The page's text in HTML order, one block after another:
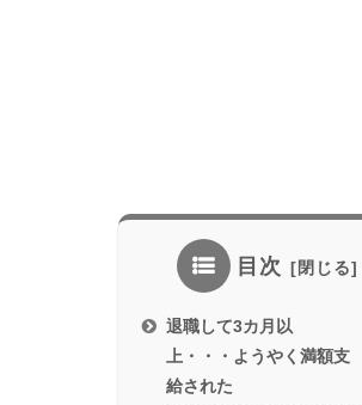
目次
退職して3カ月以
上・・・ようやく満額支
給された